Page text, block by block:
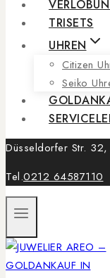
TRISETS
UHREN
Citizen
Seiko
Düsseldorfer Str.
Tel.0212 64587110